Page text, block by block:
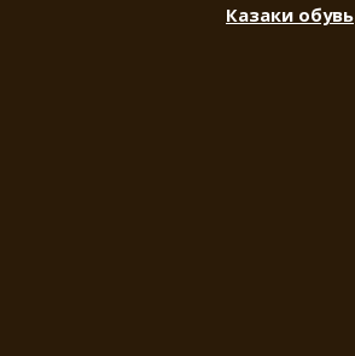
Казаки обувь